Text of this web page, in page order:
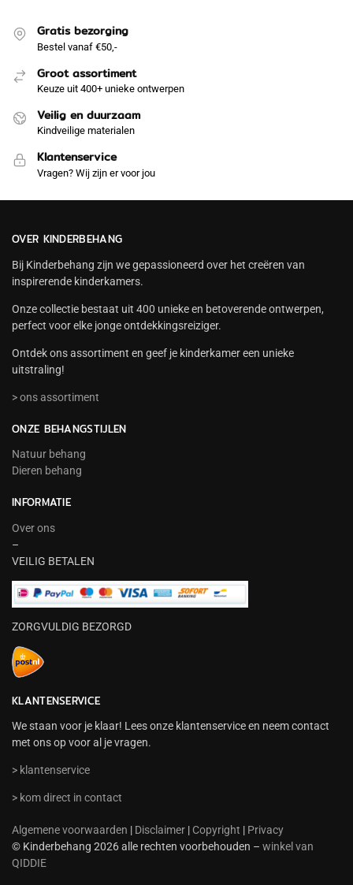
Gratis bezorging
Bestel vanaf €50,-
Groot assortiment
Keuze uit 400+ unieke ontwerpen
Veilig en duurzaam
Kindveilige materialen
Klantenservice
Vragen? Wij zijn er voor jou
OVER KINDERBEHANG
Bij Kinderbehang zijn we gepassioneerd over het creëren van
inspirerende kinderkamers.
Onze collectie bestaat uit 400 unieke en betoverende ontwerpen,
perfect voor elke jonge ontdekkingsreiziger.
Ontdek ons assortiment en geef je kinderkamer een unieke
uitstraling!
> ons assortiment
ONZE BEHANGSTIJLEN
Natuur behang
Dieren behang
INFORMATIE
Over ons
–
VEILIG BETALEN
ZORGVULDIG BEZORGD
KLANTENSERVICE
We staan voor je klaar! Lees onze klantenservice en neem contact
met ons op voor al je vragen.
> klantenservice
> kom direct in contact
Algemene voorwaarden | Disclaimer | Copyright | Privacy
© Kinderbehang 2026 alle rechten voorbehouden – winkel van
QIDDIE